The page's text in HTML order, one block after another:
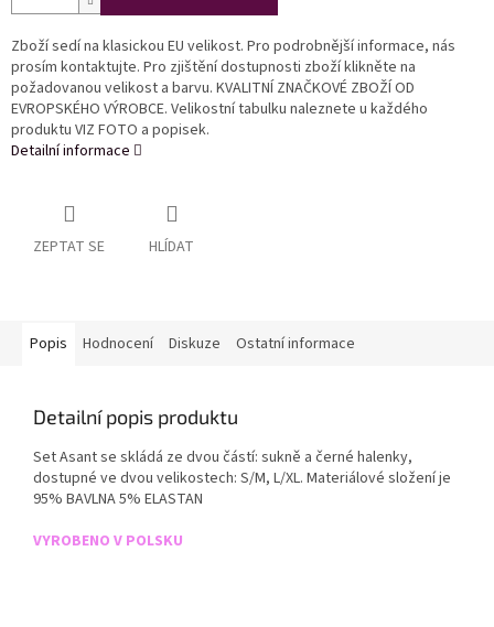
Zboží sedí na klasickou EU velikost. Pro podrobnější informace, nás
prosím kontaktujte. Pro zjištění dostupnosti zboží klikněte na
požadovanou velikost a barvu. KVALITNÍ ZNAČKOVÉ ZBOŽÍ OD
EVROPSKÉHO VÝROBCE. Velikostní tabulku naleznete u každého
produktu VIZ FOTO a popisek.
Detailní informace
ZEPTAT SE HLÍDAT
Popis Hodnocení Diskuze Ostatní informace
Detailní popis produktu
Set Asant se skládá ze dvou částí: sukně a černé halenky,
dostupné ve dvou velikostech: S/M, L/XL. Materiálové složení je
95% BAVLNA 5% ELASTAN
VYROBENO V POLSKU